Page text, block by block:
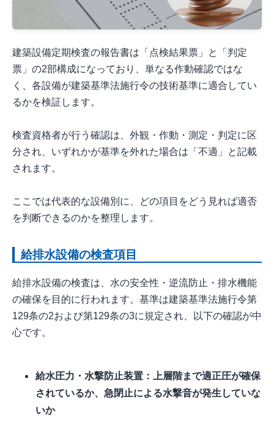
建築設備定期検査の報告書は「点検結果票」と「判定
票」の2部構成になっており、単なる作動確認ではな
く、各設備が建築基準法施行令の技術基準に適合してい
るかを検証します。
検査資格者が行う確認は、外観・作動・測定・判定に区
分され、いずれかが基準を外れた場合は「不適」と記載
されます。
ここでは代表的な設備別に、どの項目をどう見れば適否
を判断できるのかを整理します。
給排水設備の検査項目
給排水設備の検査は、水の安全性・逆流防止・排水機能
の確保を目的に行われます。基準は建築基準法施行令第
129条の2および第129条の3に規定され、以下の確認が中
心です。
給水圧力・水撃防止装置：上層階まで適正圧が確保
されているか、急閉止による水撃音が発生していな
いか